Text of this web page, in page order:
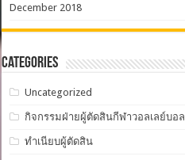
December 2018
Categories
Uncategorized
กิจกรรมฝ่ายผู้ตัดสินกีฬาวอลเลย์บอล
ทำเนียบผู้ตัดสิน